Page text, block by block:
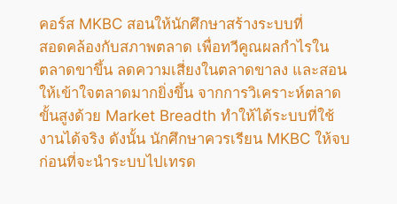
คอร์ส MKBC สอนให้นักศึกษาสร้างระบบที่
สอดคล้องกับสภาพตลาด เพื่อทวีคูณผลกำไรใน
ตลาดขาขึ้น ลดความเสี่ยงในตลาดขาลง และสอน
ให้เข้าใจตลาดมากยิ่งขึ้น จากการวิเคราะห์ตลาด
ขั้นสูงด้วย Market Breadth ทำให้ได้ระบบที่ใช้
งานได้จริง ดังนั้น นักศึกษาควรเรียน MKBC ให้จบ
ก่อนที่จะนำระบบไปเทรด